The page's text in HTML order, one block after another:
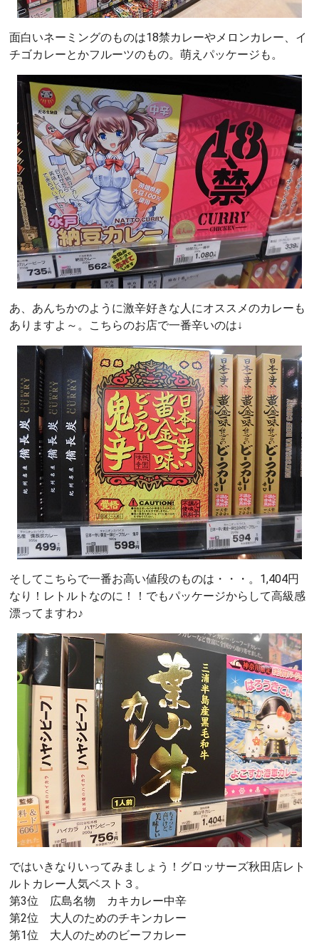
面白いネーミングのものは18禁カレーやメロンカレー、イ
チゴカレーとかフルーツのもの。萌えパッケージも。
あ、あんちかのように激辛好きな人にオススメのカレーも
ありますよ～。こちらのお店で一番辛いのは↓
そしてこちらで一番お高い値段のものは・・・。1,404円
なり！レトルトなのに！！でもパッケージからして高級感
漂ってますわ♪
ではいきなりいってみましょう！グロッサーズ秋田店レト
ルトカレー人気ベスト３。
第3位 広島名物 カキカレー中辛
第2位 大人のためのチキンカレー
第1位 大人のためのビーフカレー